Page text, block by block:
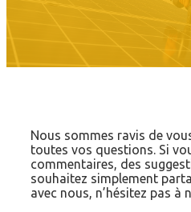
Nous sommes ravis de
toutes vos questions. Si
commentaires, des
souhaitez simplement
avec nous, n’hésitez pas à